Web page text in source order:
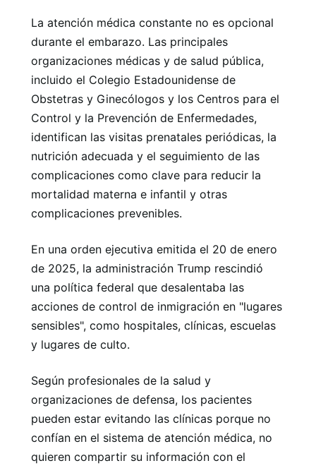
La atención médica constante no es opcional
durante el embarazo. Las principales
organizaciones médicas y de salud pública,
incluido el Colegio Estadounidense de
Obstetras y Ginecólogos y los Centros para el
Control y la Prevención de Enfermedades,
identifican las visitas prenatales periódicas, la
nutrición adecuada y el seguimiento de las
complicaciones como clave para reducir la
mortalidad materna e infantil y otras
complicaciones prevenibles.
En una orden ejecutiva emitida el 20 de enero
de 2025, la administración Trump rescindió
una política federal que desalentaba las
acciones de control de inmigración en "lugares
sensibles", como hospitales, clínicas, escuelas
y lugares de culto.
Según profesionales de la salud y
organizaciones de defensa, los pacientes
pueden estar evitando las clínicas porque no
confían en el sistema de atención médica, no
quieren compartir su información con el